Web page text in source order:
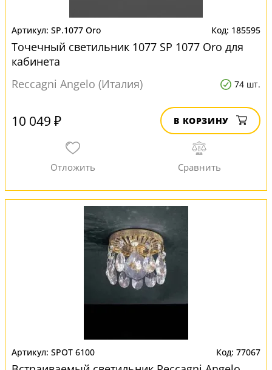
SP.1077 Oro 185595
Точечный светильник 1077 SP 1077 Oro для
кабинета
Reccagni Angelo (Италия)
74 шт.
10 049 ₽ В КОРЗИНУ
SPOT 6100 77067